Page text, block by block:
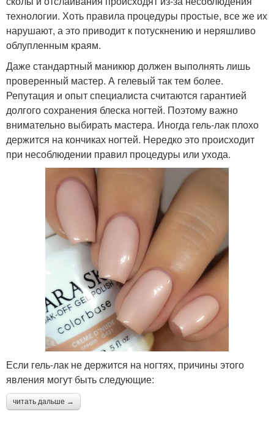
технологии. Хоть правила процедуры простые, все же их
нарушают, а это приводит к потускнению и неряшливо
облупленным краям.
Даже стандартный маникюр должен выполнять лишь
проверенный мастер. А гелевый так тем более.
Репутация и опыт специалиста считаются гарантией
долгого сохранения блеска ногтей. Поэтому важно
внимательно выбирать мастера. Иногда гель-лак плохо
держится на кончиках ногтей. Нередко это происходит
при несоблюдении правил процедуры или ухода.
Если гель-лак не держится на ногтях, причины этого
явления могут быть следующие:
читать дальше →